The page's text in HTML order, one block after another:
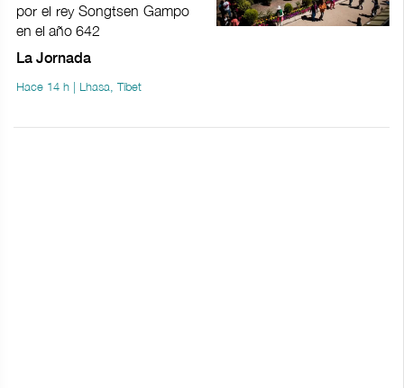
por el rey Songtsen Gampo
en el año 642
La Jornada
Hace 14 h | Lhasa, Tíbet